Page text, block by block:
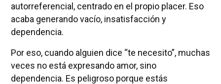
autorreferencial, centrado en el propio placer. Eso
acaba generando vacío, insatisfacción y
dependencia.
Por eso, cuando alguien dice “te necesito”, muchas
veces no está expresando amor, sino
dependencia. Es peligroso porque estás